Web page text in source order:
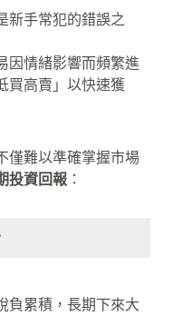
新手常犯的錯誤之
因情緒影響而頻繁進
買高賣」以快速獲
僅難以準確掌握市場
投資回報 ：
負累積，長期下來大